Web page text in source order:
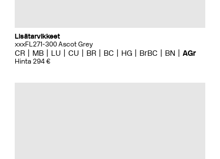
Lisätarvikkeet
xxxFL271-300 Ascot Grey
CR MB LU CU BR BC HG BrBC BN AGr
Hinta 294 €